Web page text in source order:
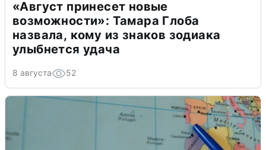
«Август принесет новые
возможности»: Тамара Глоба
назвала, кому из знаков зодиака
улыбнется удача
8 августа 52